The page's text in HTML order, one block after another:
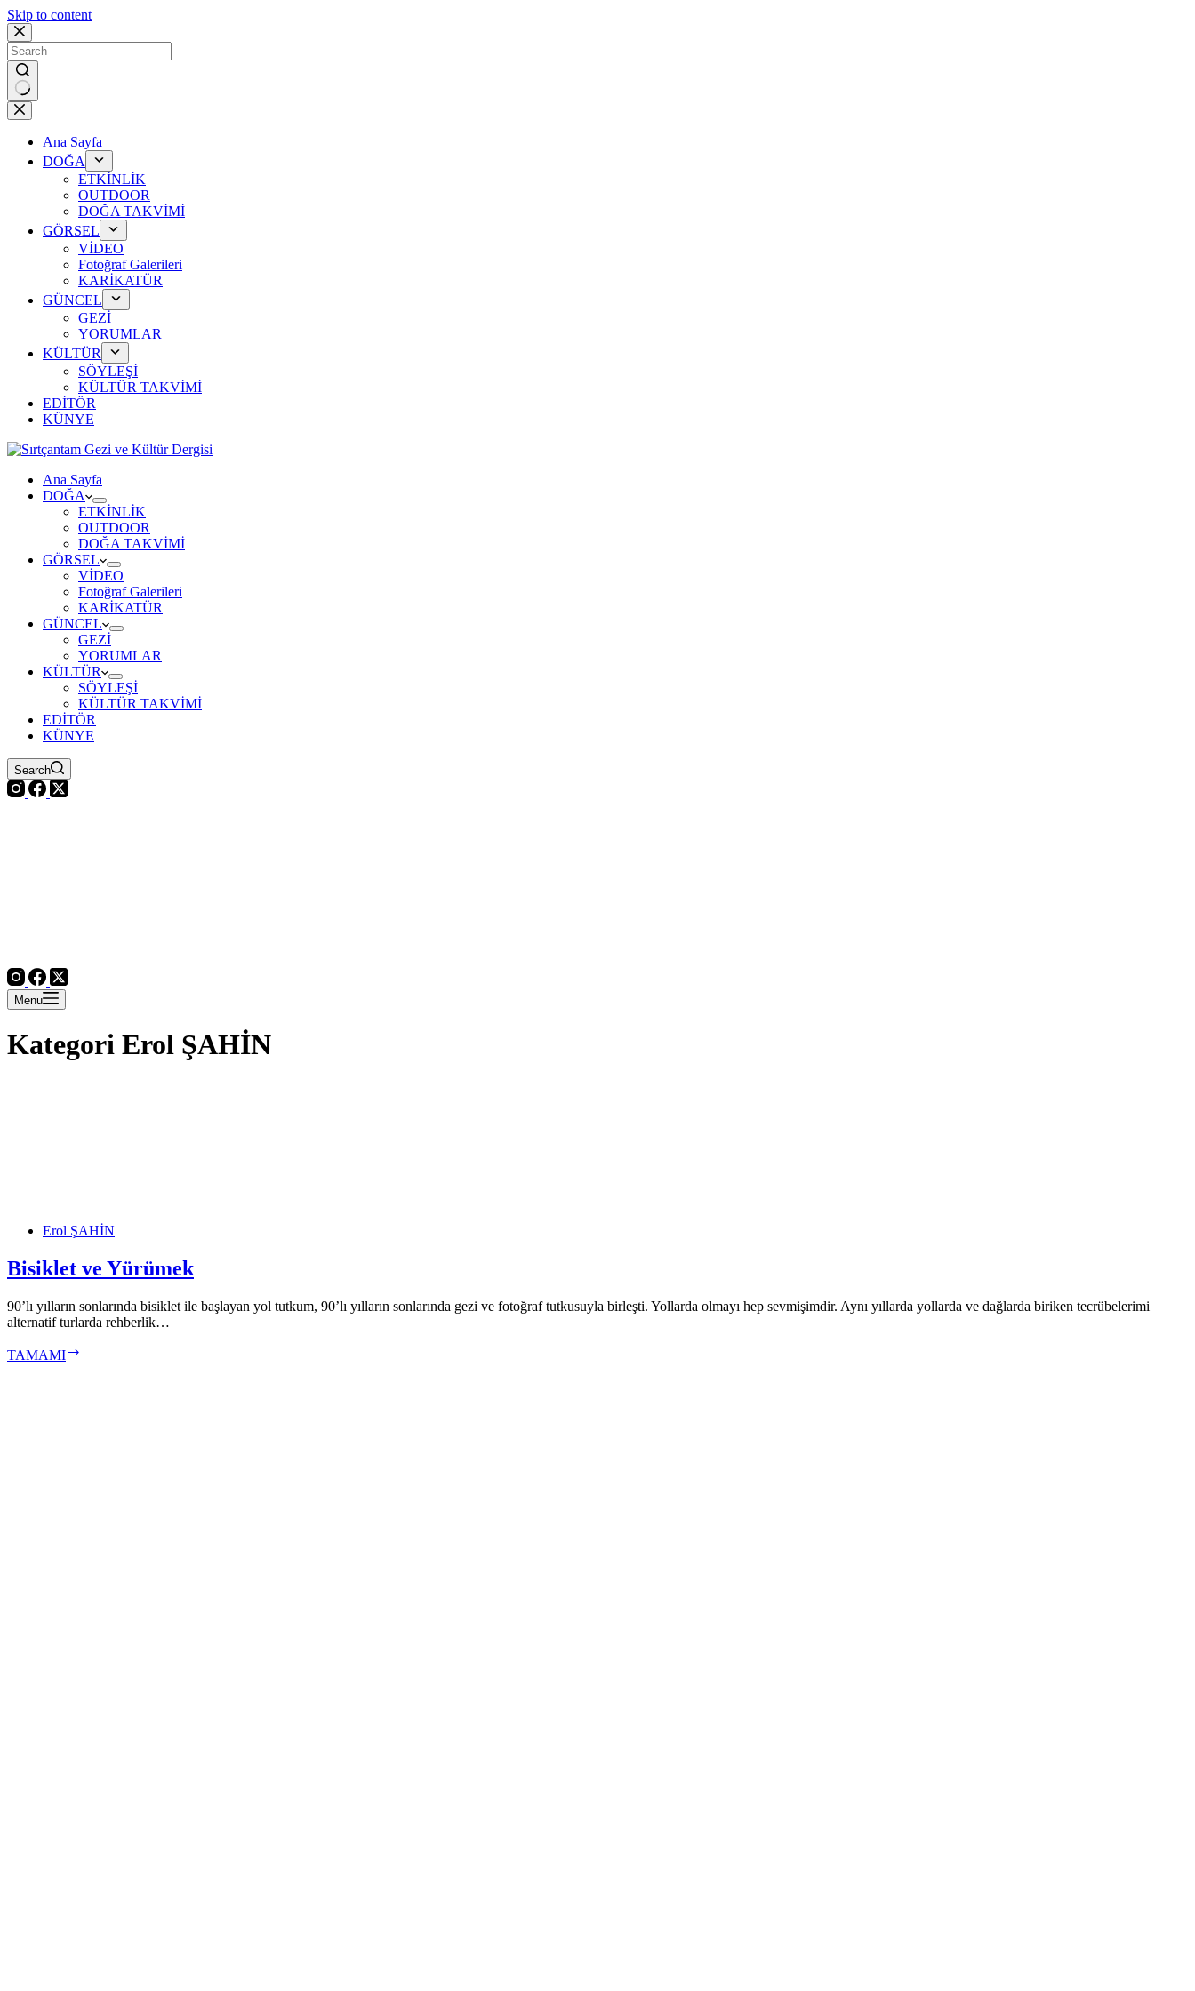
Skip to content
No
results
Ana Sayfa
DOĞA
ETKİNLİK
OUTDOOR
DOĞA TAKVİMİ
GÖRSEL
VİDEO
Fotoğraf Galerileri
KARİKATÜR
GÜNCEL
GEZİ
YORUMLAR
KÜLTÜR
SÖYLEŞİ
KÜLTÜR TAKVİMİ
EDİTÖR
KÜNYE
Ana Sayfa
DOĞA
ETKİNLİK
OUTDOOR
DOĞA TAKVİMİ
GÖRSEL
VİDEO
Fotoğraf Galerileri
KARİKATÜR
GÜNCEL
GEZİ
YORUMLAR
KÜLTÜR
SÖYLEŞİ
KÜLTÜR TAKVİMİ
EDİTÖR
KÜNYE
Search
Menu
Kategori Erol ŞAHİN
Erol ŞAHİN
Bisiklet ve Yürümek
90’lı yılların sonlarında bisiklet ile başlayan yol tutkum, 90’lı yılların sonlarında gezi ve fotoğraf tutkusuyla birleşti. Yollarda olmayı hep sevmişimdir. Aynı yıllarda yollarda ve dağlarda biriken tecrübelerimi
alternatif turlarda rehberlik…
TAMAMI